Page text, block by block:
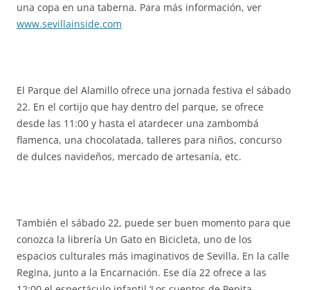
una copa en una taberna. Para más información, ver
www.sevillainside.com
El Parque del Alamillo ofrece una jornada festiva el sábado
22. En el cortijo que hay dentro del parque, se ofrece
desde las 11:00 y hasta el atardecer una zambombá
flamenca, una chocolatada, talleres para niños, concurso
de dulces navideños, mercado de artesanía, etc.
También el sábado 22, puede ser buen momento para que
conozca la librería Un Gato en Bicicleta, uno de los
espacios culturales más imaginativos de Sevilla. En la calle
Regina, junto a la Encarnación. Ese día 22 ofrece a las